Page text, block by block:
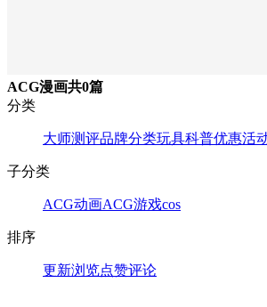
ACG漫画共0篇
分类
大师测评品牌分类玩具科普优惠活
子分类
ACG动画ACG游戏cos
排序
更新浏览点赞评论